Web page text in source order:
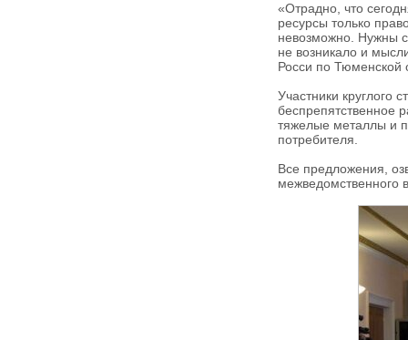
«Отрадно, что
ресурсы только
невозможно. Нужны
не возникало и
Росси по Тюменской
Участники круглого
беспрепятственное
тяжелые металлы и
потребителя.
Все предложения,
межведомственного